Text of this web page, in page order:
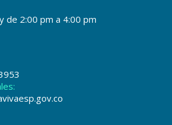
de 2:00 pm a 4:00 pm